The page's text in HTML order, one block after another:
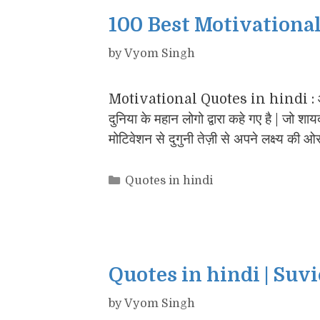
100 Best
byVyom Singh
Motivational Quotes in hindi :
दुनिया के महान लोगो द्वारा कहे गए है | जो
मोटिवेशन से दुगुनी तेज़ी से अपने लक्ष्य की
Categories
Quotes in hindi
Quotes in hindi |
byVyom Singh